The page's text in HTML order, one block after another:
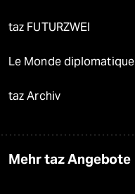
taz FUTURZWEI
Le Monde diplomatique
taz Archiv
Mehr taz Angebote